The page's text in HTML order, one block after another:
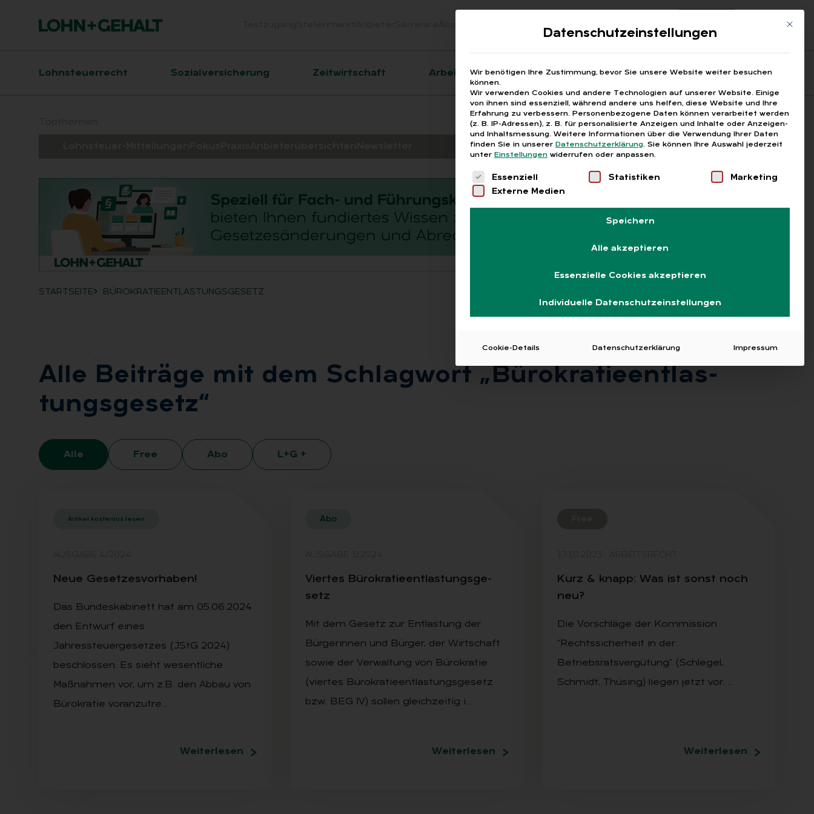
Suchen
Registrierung
Hauptnavigation
Lohnsteuerrecht Sozialversicherung Zeitwirtschaft Arbeitsrecht Fragen aus den ARGEn Printausgaben
Breadcrumb-Navigation
STARTSEITE BÜROKRATIEENTLASTUNGSGESETZ
Alle Bei­trä­ge mit dem Schlag­wort „Bü­ro­kra­tie­ent­las­
tungs­ge­setz“
Alle Free Abo L+G +
Artikel kostenlos lesen
Neue Ge­set­zes­vor­ha­ben!
Das Bundeskabinett hat am 05.06.2024
den Entwurf eines
Jahressteuergesetzes (JStG 2024)
beschlossen. Es sieht wesentliche
Maßnahmen vor, um z.B. den Abbau von
Bürokratie voranzutre…
Weiterlesen
Abo
Vier­tes Bü­ro­kra­tie­ent­las­tungs­ge­
setz
Mit dem Gesetz zur Entlastung der
Bürgerinnen und Bürger, der Wirtschaft
sowie der Verwaltung von Bürokratie
(viertes Bürokratieentlastungsgesetz
bzw. BEG IV) sollen gleichzeitig i…
Weiterlesen
Kurz & knapp: Was ist sonst noch
neu?
Die Vorschläge der Kommission
“Rechtssicherheit in der
Betriebsratsvergütung” (Schlegel,
Schmidt, Thüsing) liegen jetzt vor. …
Weiterlesen
Mit
Datenschutzeinstellungen
Wir benötigen Ihre Zustimmung, bevor Sie unsere Website weiter besuchen
können.
Wir verwenden Cookies und andere Technologien auf unserer Website. Einige
von ihnen sind essenziell, während andere uns helfen, diese Website und Ihre
Erfahrung zu verbessern. Personenbezogene Daten können verarbeitet werden
(z. B. IP-Adressen), z. B. für personalisierte Anzeigen und Inhalte oder Anzeigen-
und Inhaltsmessung. Weitere Informationen über die Verwendung Ihrer Daten
finden Sie in unserer Datenschutzerklärung. Sie können Ihre Auswahl jederzeit
unter Einstellungen widerrufen oder anpassen.
Es folgt eine Liste der Service-Gruppen, für die eine
Essenziell Statistiken
Marketing
Externe Medien
Speichern
Alle akzeptieren
Essenzielle Cookies akzeptieren
Individuelle Datenschutzeinstellungen
Cookie-Details Datenschutzerklärung Impressum